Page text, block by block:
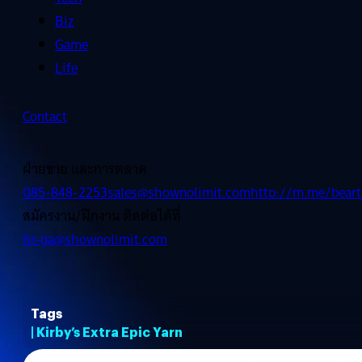
Biz
Game
Life
Contact
ฝ่ายขาย และการตลาด
085-848-2253sales@shownolimit.comhttp://m.me/
สมัครงาน/ฝึกงาน ติดต่อได้ที่
hr-ga@shownolimit.com
Tags
| Kirby’s Extra Epic Yarn